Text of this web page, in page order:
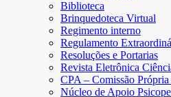
Biblioteca
Brinquedoteca Virtual
Regimento interno
Regulamento
Resoluções e Portarias
Revista Eletrônica
CPA – Comissão
Núcleo de Apoio